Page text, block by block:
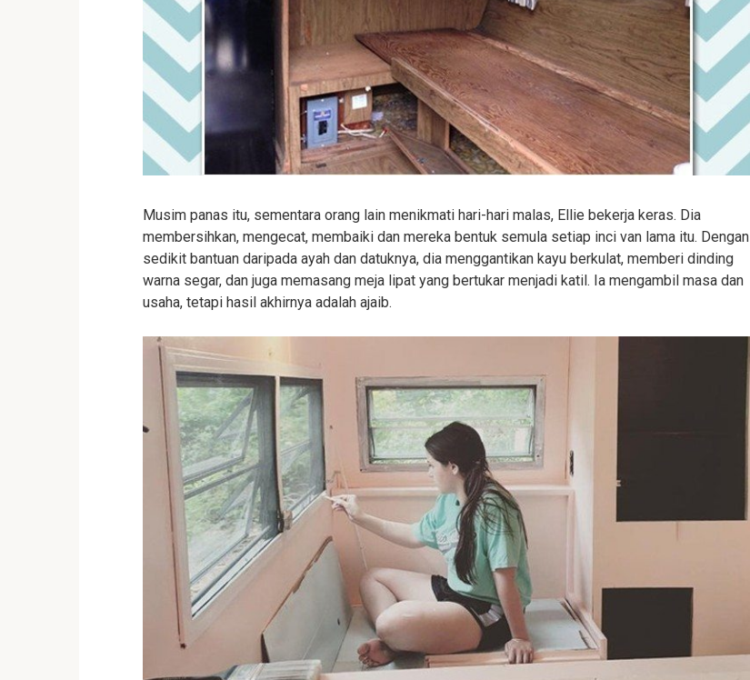
Musim panas itu, sementara orang lain menikmati hari-hari malas, Ellie bekerja keras. Dia
membersihkan, mengecat, membaiki dan mereka bentuk semula setiap inci van lama itu. Dengan
sedikit bantuan daripada ayah dan datuknya, dia menggantikan kayu berkulat, memberi dinding
warna segar, dan juga memasang meja lipat yang bertukar menjadi katil. Ia mengambil masa dan
usaha, tetapi hasil akhirnya adalah ajaib.